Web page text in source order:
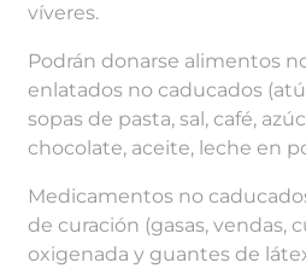
víveres.
Podrán donarse alimentos
enlatados no caducados
sopas de pasta, sal, café,
chocolate, aceite, leche en
Medicamentos no
de curación (gasas, vendas,
oxigenada y guantes de